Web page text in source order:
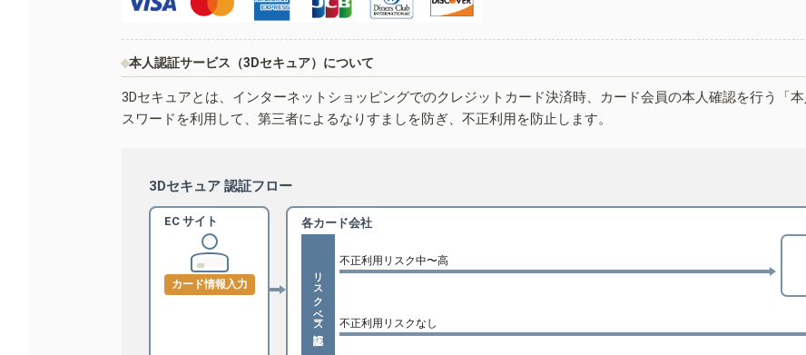
本人認証サービス（3Dセキュア）について
3Dセキュアとは、インターネットショッピングでのクレジットカード決済時、カード会員の本人確認を行う「
スワードを利用して、第三者によるなりすましを防ぎ、不正利用を防止します。
3Dセキュア 認証フロー
EC サイト
カード情報入力
各カード会社
リスクベース認証
不正利用リスク中〜高
不正利用リスクなし